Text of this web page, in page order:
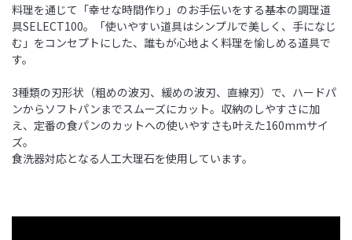
料理を通じて「幸せな時間作り」のお手伝いをする基本の調理道
具SELECT100。「使いやすい道具はシンプルで美しく、手になじ
む」をコンセプトにした、誰もが心地よく料理を愉しめる道具で
す。
3種類の刃形状（粗めの波刃、緩めの波刃、直線刃）で、ハードパ
ンからソフトパンまでスムーズにカット。収納のしやすさに加
え、定番の食パンのカットへの使いやすさも叶えた160mmサイ
ズ。
食洗器対応となる人工大理石を使用しています。